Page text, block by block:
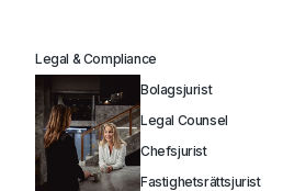
Legal & Compliance
Bolagsjurist
Legal Counsel
Chefsjurist
Fastighetsrättsjurist